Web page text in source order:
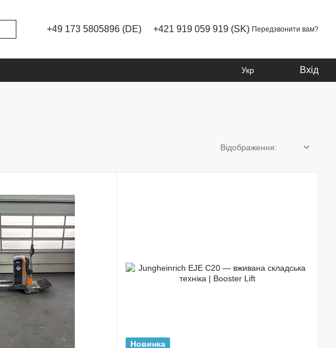
+49 173 5805896 (DE) +421 919 059 919 (SK) Передзвонити вам?
Укр Вхід
Відображення:
Новинка